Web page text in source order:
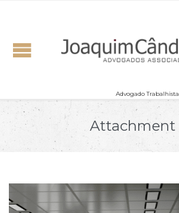
Advogado Trabalhista
Attachment